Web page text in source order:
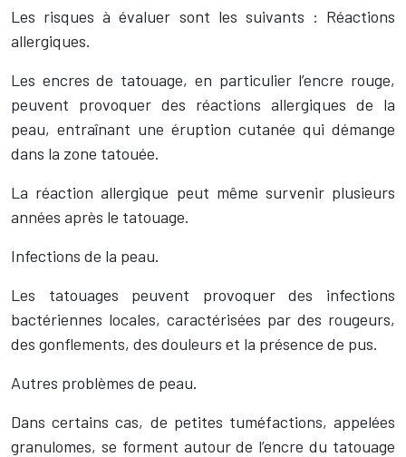
Les risques à évaluer sont les suivants : Réactions
allergiques.
Les encres de tatouage, en particulier l’encre rouge,
peuvent provoquer des réactions allergiques de la
peau, entraînant une éruption cutanée qui démange
dans la zone tatouée.
La réaction allergique peut même survenir plusieurs
années après le tatouage.
Infections de la peau.
Les tatouages peuvent provoquer des infections
bactériennes locales, caractérisées par des rougeurs,
des gonflements, des douleurs et la présence de pus.
Autres problèmes de peau.
Dans certains cas, de petites tuméfactions, appelées
granulomes, se forment autour de l’encre du tatouage